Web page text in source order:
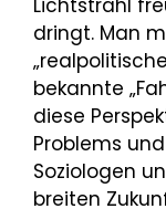
Lichtstrahl
dringt. Man
bekannte
diese
Problems
Soziologen
breiten